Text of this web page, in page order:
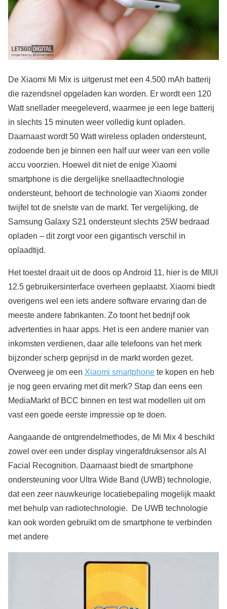
De Xiaomi Mi Mix is uitgerust met een 4.500 mAh batterij
die razendsnel opgeladen kan worden. Er wordt een 120
Watt snellader meegeleverd, waarmee je een lege batterij
in slechts 15 minuten weer volledig kunt opladen.
Daarnaast wordt 50 Watt wireless opladen ondersteunt,
zodoende ben je binnen een half uur weer van een volle
accu voorzien. Hoewel dit niet de enige Xiaomi
smartphone is die dergelijke snellaadtechnologie
ondersteunt, behoort de technologie van Xiaomi zonder
twijfel tot de snelste van de markt. Ter vergelijking, de
Samsung Galaxy S21 ondersteunt slechts 25W bedraad
opladen – dit zorgt voor een gigantisch verschil in
oplaadtijd.
Het toestel draait uit de doos op Android 11, hier is de MIUI
12.5 gebruikersinterface overheen geplaatst. Xiaomi biedt
overigens wel een iets andere software ervaring dan de
meeste andere fabrikanten. Zo toont het bedrijf ook
advertenties in haar apps. Het is een andere manier van
inkomsten verdienen, daar alle telefoons van het merk
bijzonder scherp geprijsd in de markt worden gezet.
Overweeg je om een Xiaomi smartphone te kopen en heb
je nog geen ervaring met dit merk? Stap dan eens een
MediaMarkt of BCC binnen en test wat modellen uit om
vast een goede eerste impressie op te doen.
Aangaande de ontgrendelmethodes, de Mi Mix 4 beschikt
zowel over een under display vingerafdruksensor als AI
Facial Recognition. Daarnaast biedt de smartphone
ondersteuning voor Ultra Wide Band (UWB) technologie,
dat een zeer nauwkeurige locatiebepaling mogelijk maakt
met behulp van radiotechnologie. De UWB technologie
kan ook worden gebruikt om de smartphone te verbinden
met andere